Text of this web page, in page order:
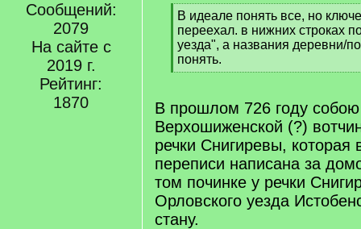
Сообщений:
2079
На сайте с
2019 г.
Рейтинг:
1870
[
q
]
В идеале понять все, но
переехал. в нижних строках
уезда", а названия деревни/
понять.
[
q
]
В прошлом 726 году
Верхошиженской (?)
речки Снигиревы, которая
переписи написана за
том починке у речки
Орловского уезда
стану.